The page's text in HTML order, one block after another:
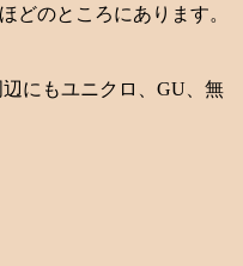
どのところにあります。
にもユニクロ、GU、無